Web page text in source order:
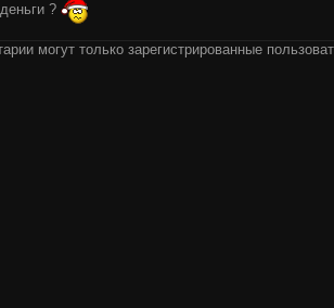
?
могут только зарегистрированные